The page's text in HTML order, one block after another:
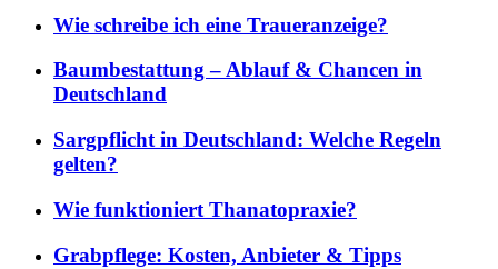
Wie schreibe ich eine Traueranzeige?
Baumbestattung – Ablauf & Chancen in
Deutschland
Sargpflicht in Deutschland: Welche Regeln
gelten?
Wie funktioniert Thanatopraxie?
Grabpflege: Kosten, Anbieter & Tipps